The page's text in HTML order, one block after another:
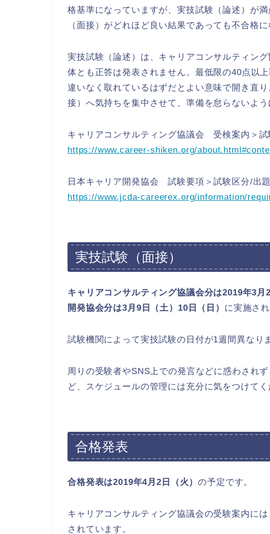
格基準になっていますが、実技試験（論述）が
（面接）がどれほど良い結果であっても不合格に
実技試験（論述）は、キャリアコンサルティン
体とも正答は発表されません。最低限の40点以
違いなく取れているはずだとよい意味で開き直
接）へ気持ちを集中させて、準備を怠らないよう
キャリアコンサルティング協議会 受検案内＞試
https://www.career-shiken.org/
日本キャリア開発協会 試験要項＞試験区分/出
https://www.jcda-careerex.org/information/
実技試験（面接）
キャリアコンサルティング協議会分は2019年3月
開発協会分は3月9日（土）10日（日） に実施され
試験機関によって実技試験の日付が1週間異なり
周りの受験者やSNS上での発言などに惑わされ
ど、スケジュールの管理には充分に気をつけてく
合格発表
合格発表は2019年4月2日（火）の予定です。
キャリアコンサルティング協議会の受験案内に
されています。